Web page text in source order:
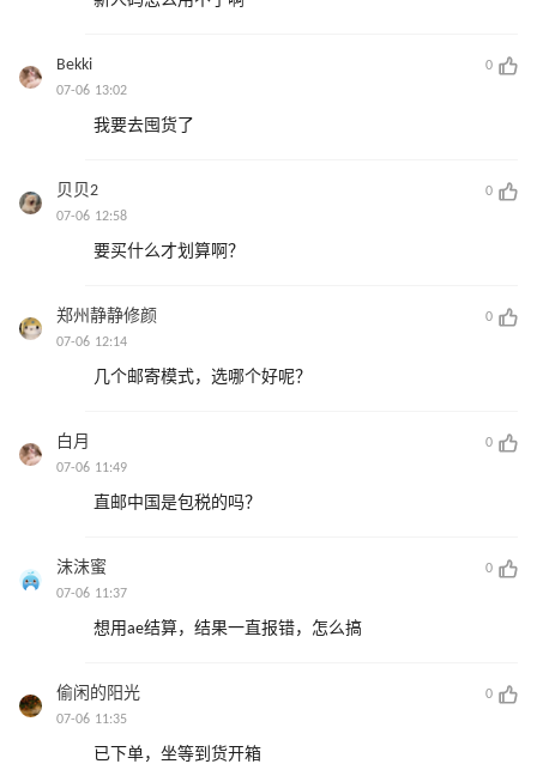
Bekki
0
07-06 13:02
我要去囤货了
贝贝2
0
07-06 12:58
要买什么才划算啊？
郑州静静修颜
0
07-06 12:14
几个邮寄模式，选哪个好呢？
白月
0
07-06 11:49
直邮中国是包税的吗？
沫沫蜜
0
07-06 11:37
想用ae结算，结果一直报错，怎么搞
偷闲的阳光
0
07-06 11:35
已下单，坐等到货开箱